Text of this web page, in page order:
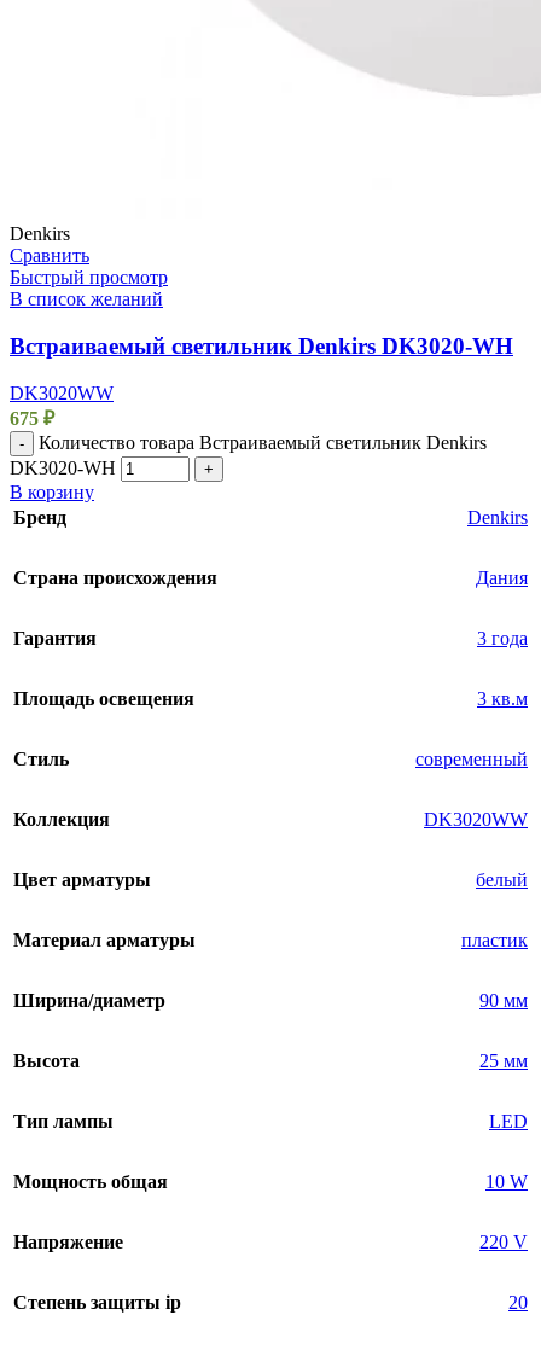
Denkirs
Сравнить
Быстрый просмотр
В список желаний
Встраиваемый светильник Denkirs DK3020-WH
DK3020WW
675 ₽
-
Количество товара Встраиваемый светильник Denkirs
DK3020-WH
+
В корзину
Бренд
Denkirs
Страна происхождения Дания
Гарантия 3 года
Площадь освещения 3 кв.м
Стиль современный
Коллекция DK3020WW
Цвет арматуры белый
Материал арматуры пластик
Ширина/диаметр 90 мм
Высота 25 мм
Тип лампы LED
Мощность общая 10 W
Напряжение 220 V
Степень защиты ip 20